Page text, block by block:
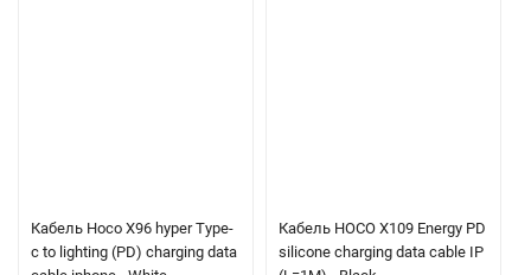
Кабель Hoco X96 hyper Type-
c to lighting (PD) charging data
Кабель HOCO X109 Energy PD
silicone charging data cable IP